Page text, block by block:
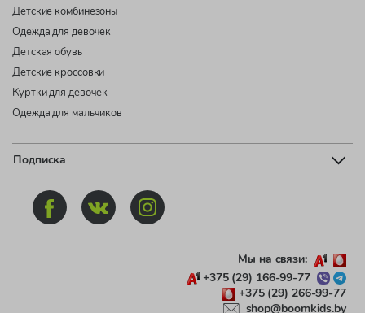
Детские комбинезоны
Одежда для девочек
Детская обувь
Детские кроссовки
Куртки для девочек
Одежда для мальчиков
Подписка
Мы на связи:
+375 (29) 166-99-77
+375 (29) 266-99-77
shop@boomkids.by